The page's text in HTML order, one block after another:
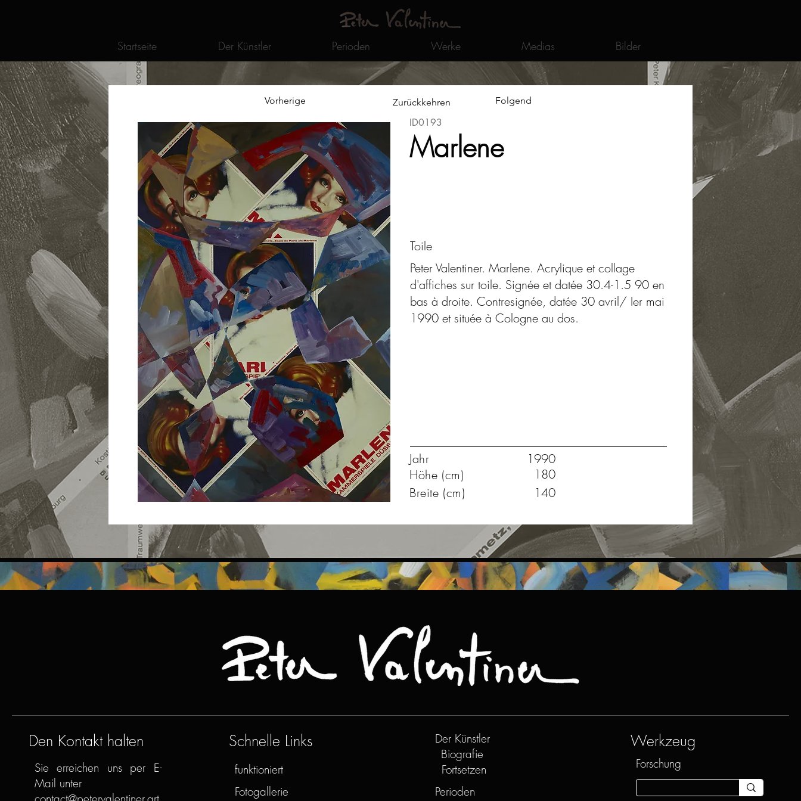
Startseite Der Künstler Perioden Werke Medias Bilder
Vorherige Zurückkehren Folgend
ID0193
Marlene
Toile
Peter Valentiner. Marlene. Acrylique et collage
d'affiches sur toile. Signée et datée 30.4-1.5 90 en
bas à droite. Contresignée, datée 30 avril/ Ier mai
1990 et située à Cologne au dos.
Jahr
1990
Höhe (cm)
180
Breite (cm)
140
Den Kontakt halten
Sie erreichen uns per E-
Mail unter
Schnelle Links
funktioniert
Fotogallerie
Der Künstler
Biografie
Fortsetzen
Perioden
Werkzeug
Forschung